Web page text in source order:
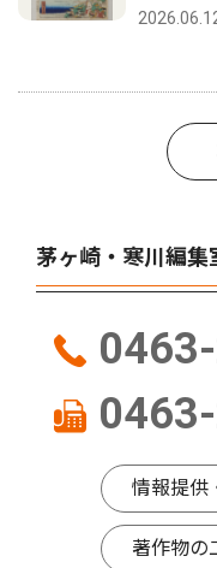
茅ヶ崎・寒川編集
情報提供
著作物の